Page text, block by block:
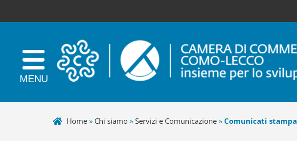
Home» Chi siamo» Servizi e Comunicazione» Comunicati stampa